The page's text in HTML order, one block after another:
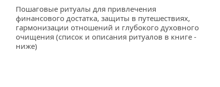
Пошаговые ритуалы для привлечения
финансового достатка, защиты в путешествиях,
гармонизации отношений и глубокого духовного
очищения (список и описания ритуалов в книге -
ниже)